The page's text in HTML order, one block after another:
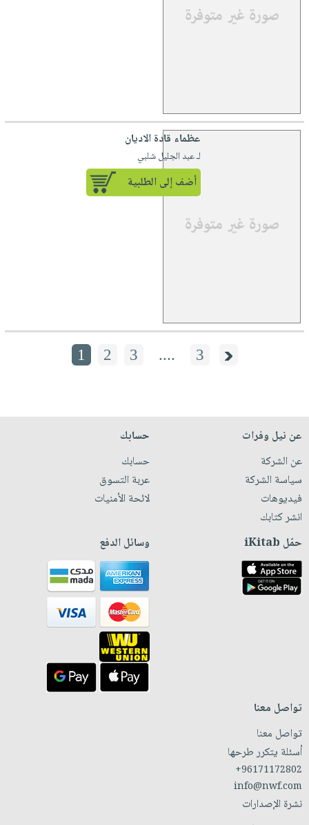
عظماء قادة الاديان
لـ عبد الجليل شلبي
أضف إلى الطلبية
1 2 3 .... 3
عن نيل وفرات
عن الشركة
سياسة الشركة
فيديوهات
انشر كتابك
حسابك
حسابك
عربة التسوق
لائحة الأمنيات
حمّل iKitab وسائل الدفع
تواصل معنا
تواصل معنا
أسئلة يتكرر طرحها
+96171172802
info@nwf.com
نشرة الإصدارات